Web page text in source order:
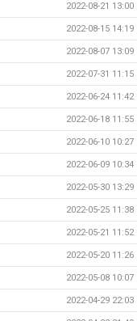
2022-08-21 13:00
2022-08-15 14:19
2022-08-07 13:09
2022-07-31 11:15
2022-06-24 11:42
2022-06-18 11:55
2022-06-10 10:27
2022-06-09 10:34
2022-05-30 13:29
2022-05-25 11:38
2022-05-21 11:52
2022-05-20 11:26
2022-05-08 10:07
2022-04-29 22:03